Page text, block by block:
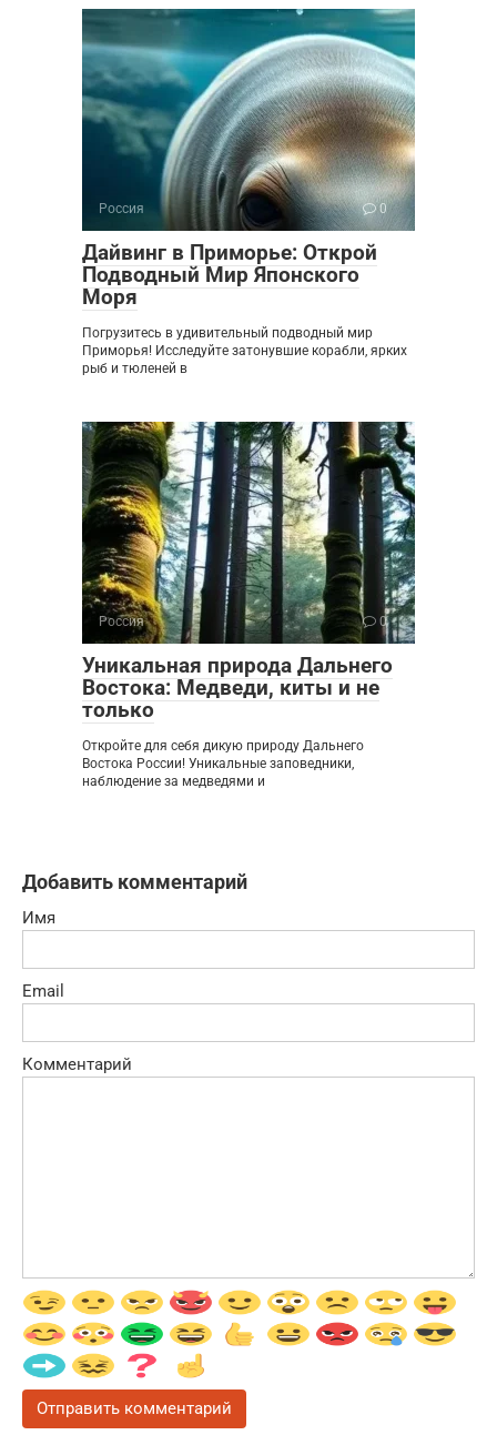
Россия 0
Дайвинг в Приморье: Открой
Подводный Мир Японского
Моря
Погрузитесь в удивительный подводный мир
Приморья! Исследуйте затонувшие корабли, ярких
рыб и тюленей в
Россия 0
Уникальная природа Дальнего
Востока: Медведи, киты и не
только
Откройте для себя дикую природу Дальнего
Востока России! Уникальные заповедники,
наблюдение за медведями и
Добавить комментарий
Имя
Email
Комментарий